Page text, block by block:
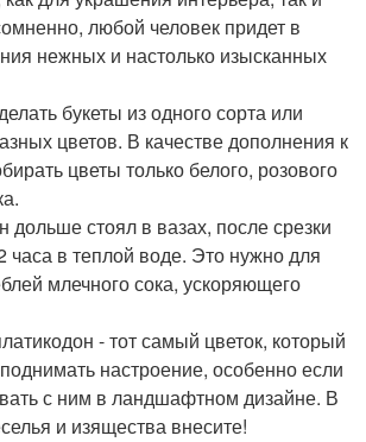
любой человек придет в
нежных и настолько изысканных
букеты из одного сорта или
цветов. В качестве дополнения к
цветы только белого, розового
дольше стоял в вазах, после срезки
часа в теплой воде. Это нужно для
млечного сока, ускоряющего
- тот самый цветок, который
настроение, особенно если
с ним в ландшафтном дизайне. В
и изящества внесите!